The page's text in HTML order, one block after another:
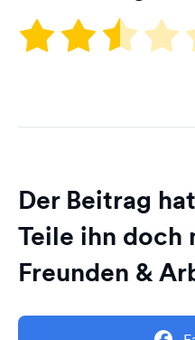
Der Beitrag
Teile ihn doch
Freunden &